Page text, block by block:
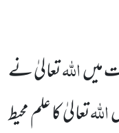
میںاللہتعالیٰ نے
اللہتعالیٰ کا علم محیط